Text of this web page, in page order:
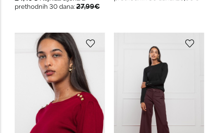
prethodnih 30 dana: 27,99€